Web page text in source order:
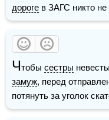
дороге в ЗАГС никто не
Чтобы сестры
замуж, перед
потянуть за уголок